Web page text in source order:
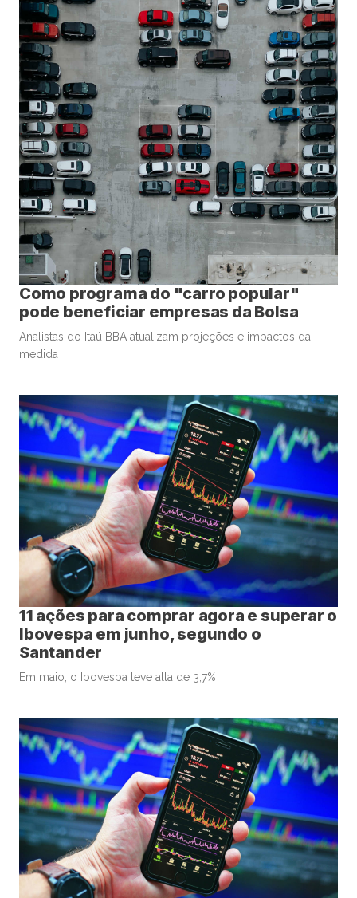
Como programa do "carro popular"
pode beneficiar empresas da Bolsa
Analistas do Itaú BBA atualizam projeções e impactos da
medida
11 ações para comprar agora e superar o
Ibovespa em junho, segundo o
Santander
Em maio, o Ibovespa teve alta de 3,7%